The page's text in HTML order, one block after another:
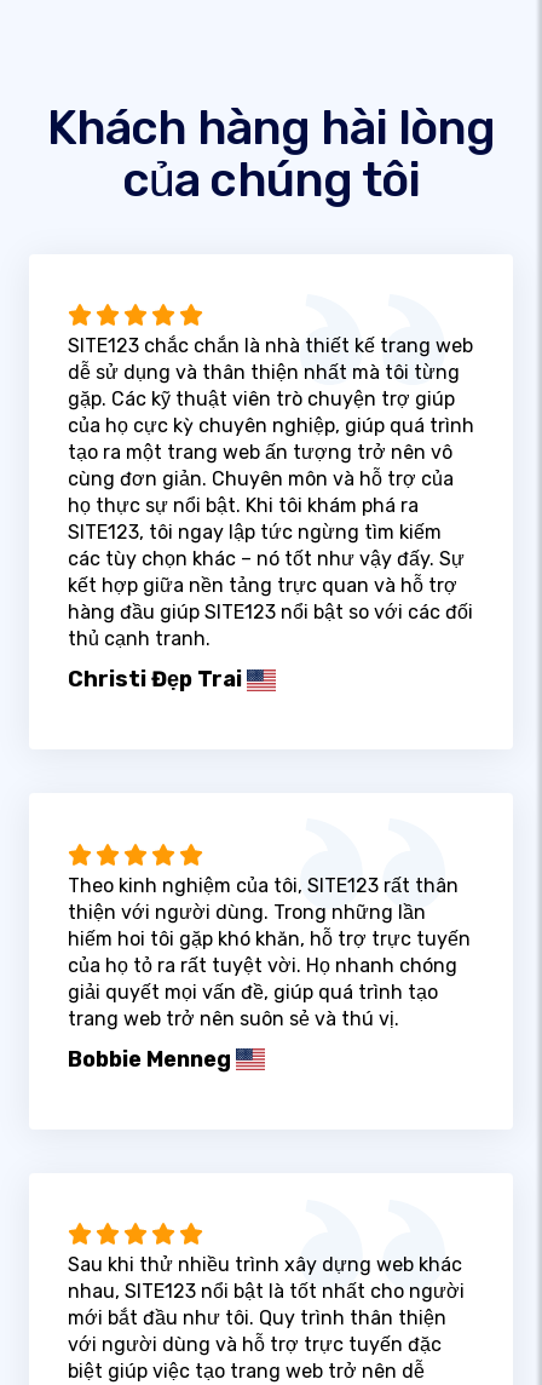
Khách hàng hài lòng
của chúng tôi
SITE123 chắc chắn là nhà thiết kế trang web
dễ sử dụng và thân thiện nhất mà tôi từng
gặp. Các kỹ thuật viên trò chuyện trợ giúp
của họ cực kỳ chuyên nghiệp, giúp quá trình
tạo ra một trang web ấn tượng trở nên vô
cùng đơn giản. Chuyên môn và hỗ trợ của
họ thực sự nổi bật. Khi tôi khám phá ra
SITE123, tôi ngay lập tức ngừng tìm kiếm
các tùy chọn khác – nó tốt như vậy đấy. Sự
kết hợp giữa nền tảng trực quan và hỗ trợ
hàng đầu giúp SITE123 nổi bật so với các đối
thủ cạnh tranh.
Christi Đẹp Trai
Theo kinh nghiệm của tôi, SITE123 rất thân
thiện với người dùng. Trong những lần
hiếm hoi tôi gặp khó khăn, hỗ trợ trực tuyến
của họ tỏ ra rất tuyệt vời. Họ nhanh chóng
giải quyết mọi vấn đề, giúp quá trình tạo
trang web trở nên suôn sẻ và thú vị.
Bobbie Menneg
Sau khi thử nhiều trình xây dựng web khác
nhau, SITE123 nổi bật là tốt nhất cho người
mới bắt đầu như tôi. Quy trình thân thiện
với người dùng và hỗ trợ trực tuyến đặc
biệt giúp việc tạo trang web trở nên dễ